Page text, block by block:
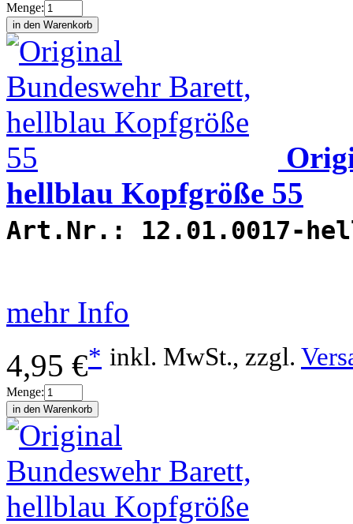
Menge:
hellblau Kopfgröße 55
Art.Nr.: 12.01.0017-
mehr Info
4,95 €* inkl. MwSt., zzgl.
Menge: